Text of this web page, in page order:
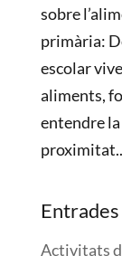
sobre
primària:
escolar
aliments,
entendre
Activitats